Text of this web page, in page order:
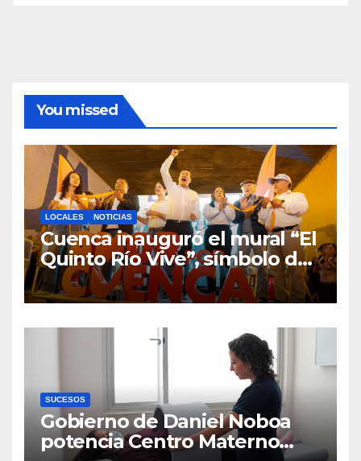
You missed
LOCALES NOTICIAS
Cuenca inauguró el mural “El
Quinto Río Vive”, símbolo de
la defensa ciudadana del
agua
SUCESOS
Gobierno de Daniel Noboa
potencia Centro Materno